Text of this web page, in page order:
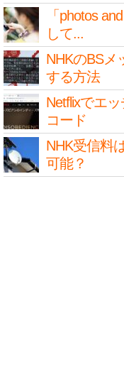
「photos
して...
NHKのBSメ
する方法
Netflixでエ
コード
NHK受信料
可能？